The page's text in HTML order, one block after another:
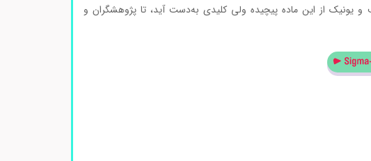
از این ماده پیچیده ولی کلیدی به‌دست آید، تا پژوهشگران و